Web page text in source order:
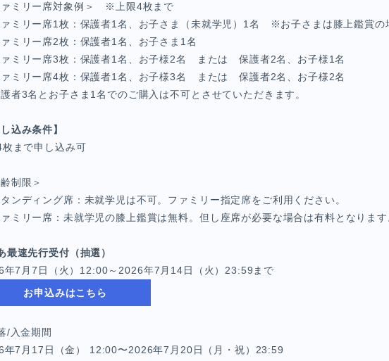
ミリー席対象例＞
※上限4枚まで
ミリー席1枚：保護者1名、お子さま（未就学児）1名 ※お子さまは膝上鑑賞の
ミリー席2枚：保護者1名、お子さま1名
ミリー席3枚：保護者1名、お子様2名 または 保護者2名、お子様1名
ミリー席4枚：保護者1名、お子様3名 または 保護者2名、お子様2名
者3名とお子さま1名でのご購入は不可とさせていただきます。
し込み条件】
枚まで申し込み可
制限＞
ンディング席 ： 未就学児は不可。ファミリー指定席をご利用ください。
ミリー席 ： 未就学児の膝上鑑賞は無料。但し座席が必要な場合は有料となります
最速先行受付（抽選）
年7月7日（火）12:00～2026年7月14日（火）23:59まで
お申込みはこちら
/入金期間
年7月17日（金） 12:00〜2026年7月20日（月・祝）23:59